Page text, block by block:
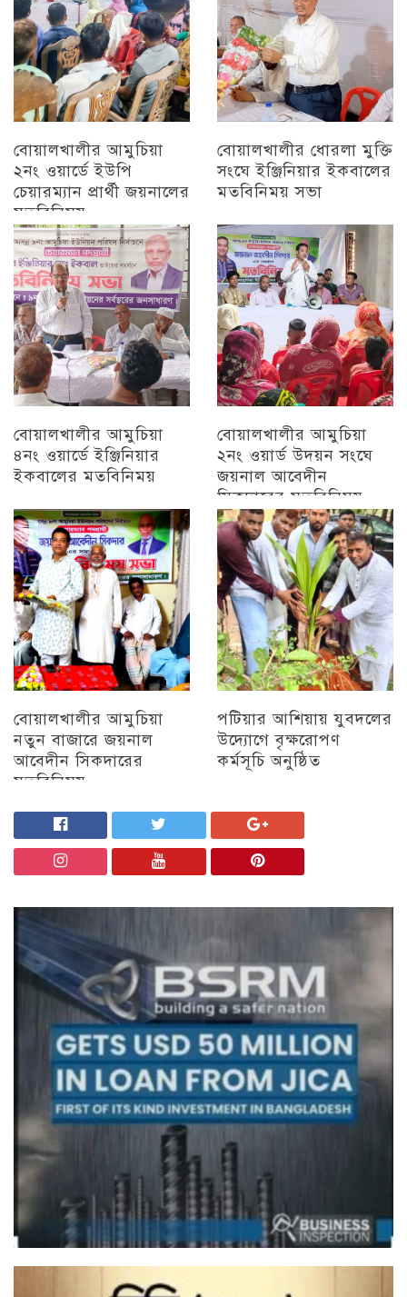
বোয়ালখালীর আমুচিয়া
২নং ওয়ার্ডে ইউপি
চেয়ারম্যান প্রার্থী জয়নালের
মতবিনিময়
চট্টগ্রাম
বোয়ালখালীর ধোরলা মুক্তি
সংঘে ইঞ্জিনিয়ার ইকবালের
মতবিনিময় সভা
চট্টগ্রাম
বোয়ালখালীর আমুচিয়া
৪নং ওয়ার্ডে ইঞ্জিনিয়ার
ইকবালের মতবিনিময়
চট্টগ্রাম
বোয়ালখালীর আমুচিয়া
২নং ওয়ার্ড উদয়ন সংঘে
জয়নাল আবেদীন
সিকদারের মতবিনিময়
অন্যান্য
বোয়ালখালীর আমুচিয়া
নতুন বাজারে জয়নাল
আবেদীন সিকদারের
মতবিনিময়
চট্টগ্রাম
পটিয়ার আশিয়ায় যুবদলের
উদ্যোগে বৃক্ষরোপণ
কর্মসূচি অনুষ্ঠিত